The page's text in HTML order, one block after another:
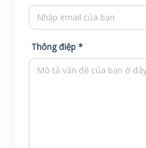
Thông điệp *